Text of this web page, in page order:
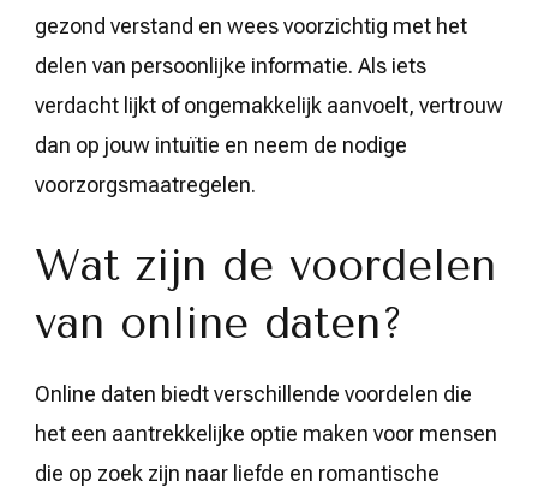
gezond verstand en wees voorzichtig met het
delen van persoonlijke informatie. Als iets
verdacht lijkt of ongemakkelijk aanvoelt, vertrouw
dan op jouw intuïtie en neem de nodige
voorzorgsmaatregelen.
Wat zijn de voordelen
van online daten?
Online daten biedt verschillende voordelen die
het een aantrekkelijke optie maken voor mensen
die op zoek zijn naar liefde en romantische